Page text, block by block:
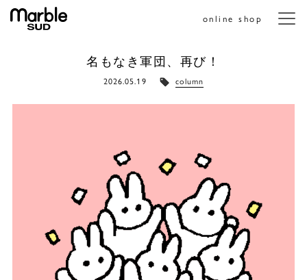
online shop メニ
名もなき軍団、再び！
2026.05.19 column